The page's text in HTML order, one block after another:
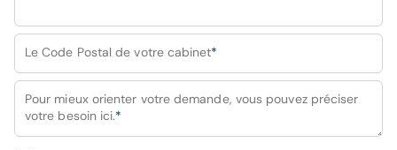
Le Code Postal de votre cabinet*
Pour mieux orienter votre demande, vous pouvez préciser
votre besoin ici.*